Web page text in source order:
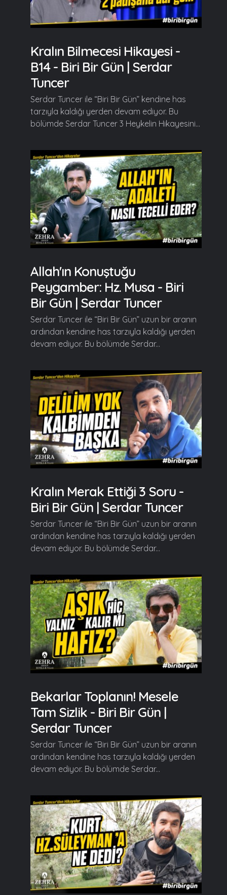
Kralın Bilmecesi Hikayesi -
B14 - Biri Bir Gün | Serdar
Tuncer
Serdar Tuncer ile “Biri Bir Gün” kendine has
tarzıyla kaldığı yerden devam ediyor. Bu
bölümde Serdar Tuncer 3 Heykelin Hikayesini...
Allah'ın Konuştuğu
Peygamber: Hz. Musa - Biri
Bir Gün | Serdar Tuncer
Serdar Tuncer ile “Biri Bir Gün” uzun bir aranın
ardından kendine has tarzıyla kaldığı yerden
devam ediyor. Bu bölümde Serdar...
Kralın Merak Ettiği 3 Soru -
Biri Bir Gün | Serdar Tuncer
Serdar Tuncer ile “Biri Bir Gün” uzun bir aranın
ardından kendine has tarzıyla kaldığı yerden
devam ediyor. Bu bölümde Serdar...
Bekarlar Toplanın! Mesele
Tam Sizlik - Biri Bir Gün |
Serdar Tuncer
Serdar Tuncer ile “Biri Bir Gün” uzun bir aranın
ardından kendine has tarzıyla kaldığı yerden
devam ediyor. Bu bölümde Serdar...